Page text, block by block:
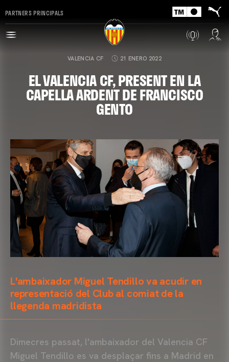
PARTNERS PRINCIPALS
VALENCIA CF 21 ENERO 2022
EL VALENCIA CF, PRESENT EN LA
CAPELLA ARDENT DE FRANCISCO
GENTO
L'ambaixador Miguel Tendillo va acudir en
representació del Club al comiat de la
llegenda madridista
Dimecres passat, l'ambaixador del Valencia CF
Miguel Tendillo es va desplaçar fins a Madrid en